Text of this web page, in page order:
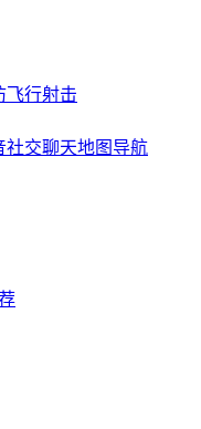
飞行射击
社交聊天地图导航